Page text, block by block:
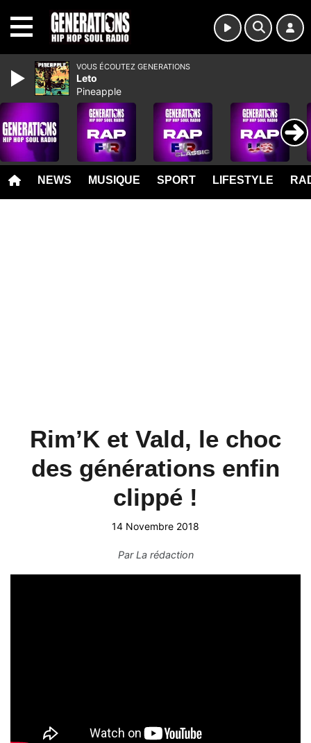
NEWS MUSIQUE SPORT LIFESTYLE
Rim’K et Vald, le choc
des générations enfin
clippé !
14 Novembre 2018
ParLa rédaction
VOUS ÉCOUTEZ GENERATIONS
Leto
Pineapple